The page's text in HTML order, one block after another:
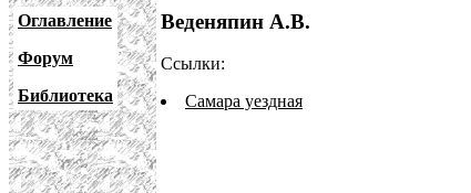
Оглавление
Форум
Библиотека
Веденяпин А.В.
Ссылки:
Самара уездная